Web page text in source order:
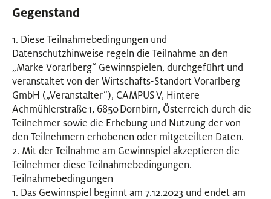
EVENTS
NEWSLETTER
Gegenstand
1. Diese Teilnahmebedingungen und
Datenschutzhinweise regeln die Teilnahme an den
„Marke Vorarlberg“ Gewinnspielen, durchgeführt und
veranstaltet von der Wirtschafts-Standort Vorarlberg
GmbH („Veranstalter“), CAMPUS V, Hintere
Achmühlerstraße 1, 6850 Dornbirn, Österreich durch die
Teilnehmer sowie die Erhebung und Nutzung der von
den Teilnehmern erhobenen oder mitgeteilten Daten.
2. Mit der Teilnahme am Gewinnspiel akzeptieren die
Teilnehmer diese Teilnahmebedingungen.
Teilnahmebedingungen
1. Das Gewinnspiel beginnt am 7.12.2023 und endet am